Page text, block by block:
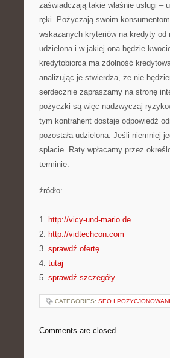
zaświadczają takie właśnie usługi
ręki. Pożyczają swoim
wskazanych kryteriów na kredyty
udzielona i w jakiej ona będzie
kredytobiorca ma zdolność
analizując je stwierdza, że nie
serdecznie zapraszamy na stronę
pożyczki są więc nadzwyczaj
tym kontrahent dostaje odpowiedź
pozostała udzielona. Jeśli niemniej
spłacie. Raty wpłacamy przez
terminie.
źródło:
———————————
1. http://vicy-und-mario.de
2. http://vidtechcon.com
3. sprawdź ofertę
4. tutaj
5. sprawdź szczegóły
CATEGORIES: SEO I
Comments are closed.